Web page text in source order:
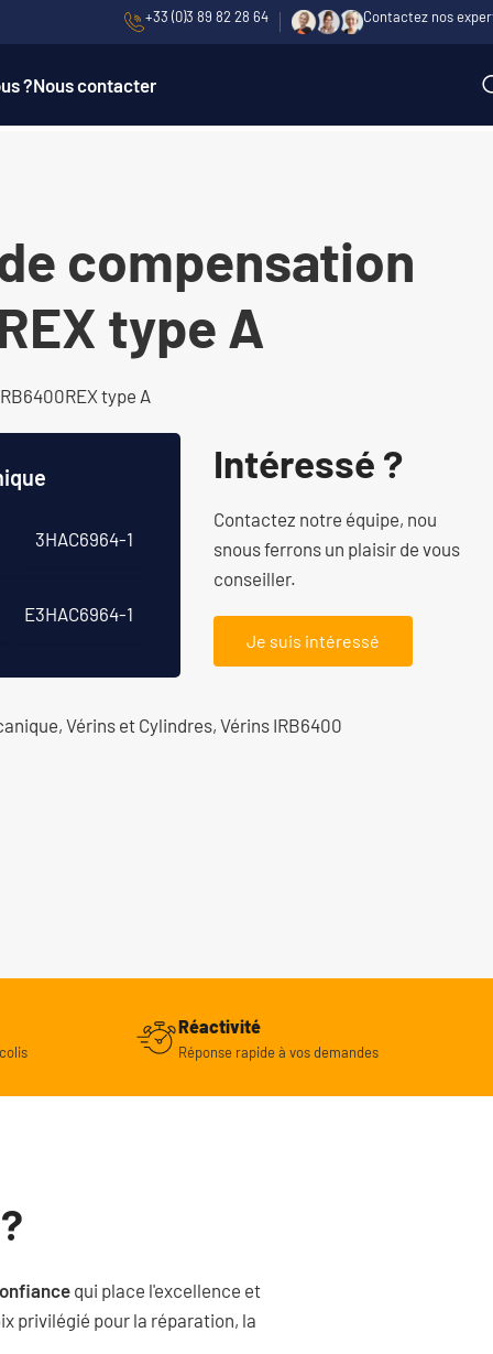
+33 (0)3 89 82 28 64 Contactez nos
?Nous contacter
compensation
type A
type A
3HAC6964-1
E3HAC6964-1
Intéressé ?
Contactez notre équipe, nou
snous ferrons un plaisir de vous
conseiller.
Je suis intéressé
, Vérins et Cylindres, Vérins IRB6400
Réactivité
Réponse rapide à vos demandes
qui place l'excellence et
privilégié pour la réparation, la